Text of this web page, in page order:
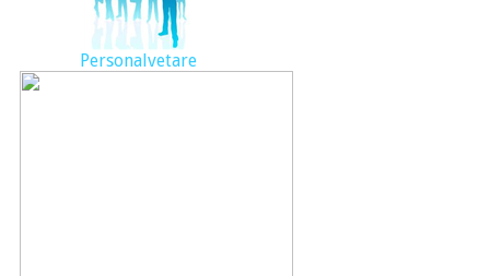
Personalvetare